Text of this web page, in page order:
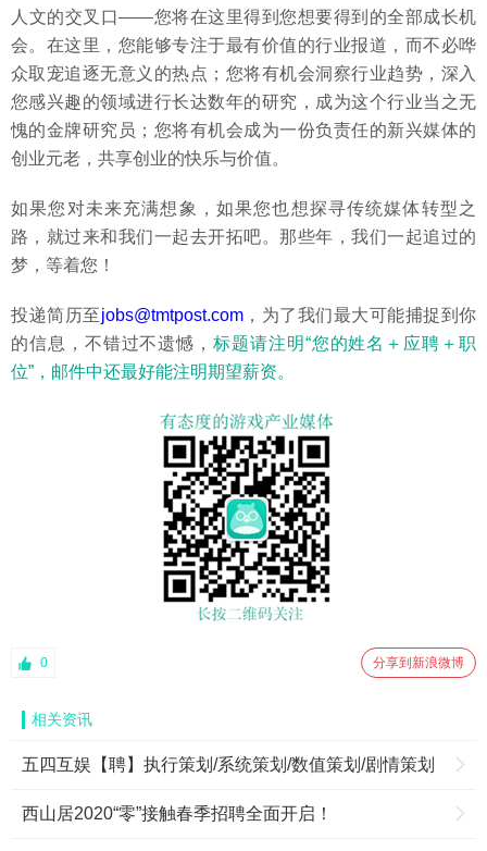
人文的交叉口——您将在这里得到您想要得到的全部成长机
会。在这里，您能够专注于最有价值的行业报道，而不必哗
众取宠追逐无意义的热点；您将有机会洞察行业趋势，深入
您感兴趣的领域进行长达数年的研究，成为这个行业当之无
愧的金牌研究员；您将有机会成为一份负责任的新兴媒体的
创业元老，共享创业的快乐与价值。
如果您对未来充满想象，如果您也想探寻传统媒体转型之
路，就过来和我们一起去开拓吧。那些年，我们一起追过的
梦，等着您！
投递简历至jobs@tmtpost.com，为了我们最大可能捕捉到你
的信息，不错过不遗憾，标题请注明“您的姓名＋应聘＋职
位”，邮件中还最好能注明期望薪资。
0 分享到新浪微博
相关资讯
五四互娱【聘】执行策划/系统策划/数值策划/剧情策划
西山居2020“零”接触春季招聘全面开启！